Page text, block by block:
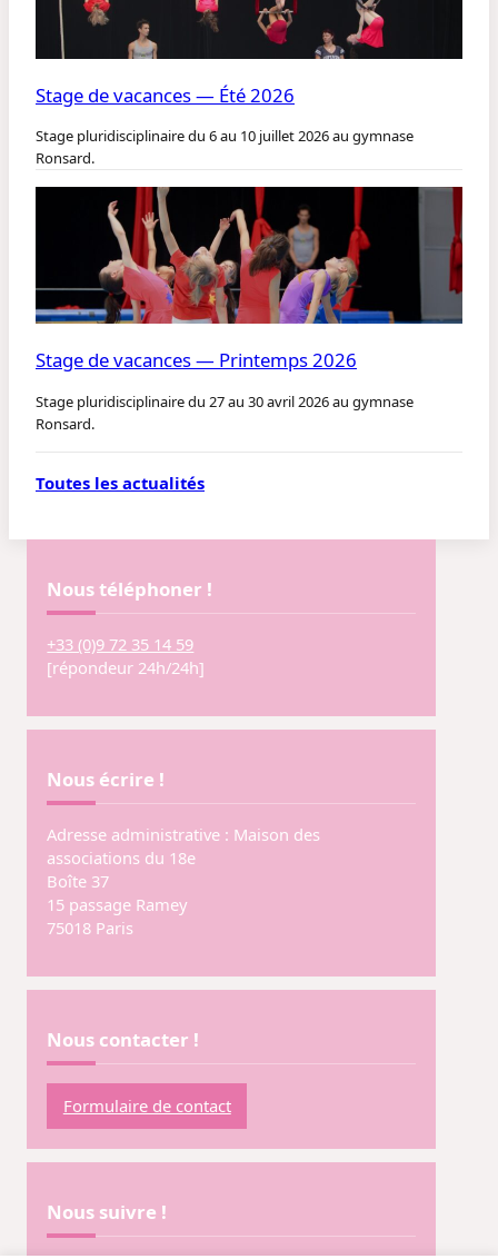
Stage de vacances — Été 2026
Stage pluridisciplinaire du 6 au 10 juillet 2026 au gymnase
Ronsard.
Stage de vacances — Printemps 2026
Stage pluridisciplinaire du 27 au 30 avril 2026 au gymnase
Ronsard.
Toutes les actualités
Nous téléphoner !
+33 (0)9 72 35 14 59
[répondeur 24h/24h]
Nous écrire !
Adresse administrative : Maison des
associations du 18e
Boîte 37
15 passage Ramey
75018 Paris
Nous contacter !
Formulaire de contact
Nous suivre !